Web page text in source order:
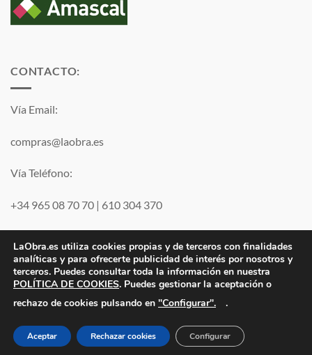
CONTACTO:
Vía Email:
compras@laobra.es
Vía Teléfono:
+34 965 08 70 70 | 610 304 370
Visa PayPal MasterCard
Electro JJ San Juan, S.L. | B53077459 | Inscrita en el Registro
Mercantil de Alicante Tomo 1869. Folio 132 Hoja A-35683.
LaObra.es utiliza cookies propias y de terceros con finalidades
analíticas y para ofrecerte publicidad de interés por nosotros y
terceros. Puedes consultar toda la información en nuestra
POLÍTICA DE COOKIES. Puedes gestionar la aceptación o
rechazo de cookies pulsando en "Configurar". .
Aceptar Rechazar cookies Configurar